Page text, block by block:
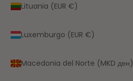
Lituania (EUR €)
Luxemburgo (EUR €)
Macedonia del Norte (MKD ден)